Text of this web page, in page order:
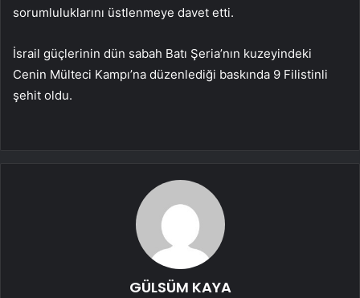
sorumluluklarını üstlenmeye davet etti.
İsrail güçlerinin dün sabah Batı Şeria’nın kuzeyindeki
Cenin Mülteci Kampı’na düzenlediği baskında 9 Filistinli
şehit oldu.
GÜLSÜM KAYA